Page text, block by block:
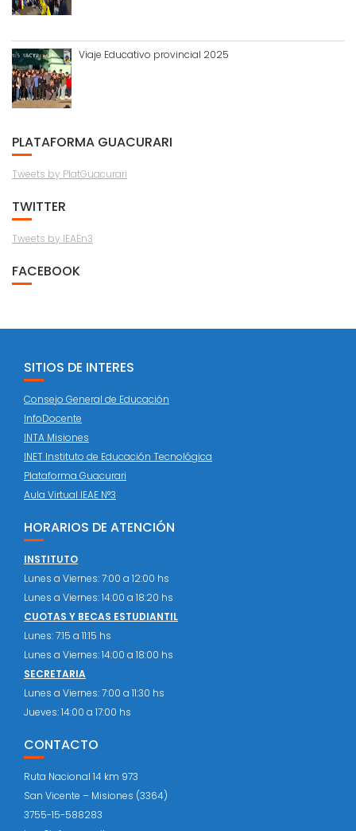
Viaje Educativo provincial 2025
PLATAFORMA GUACURARI
Tweets by PlatGuacurari
TWITTER
Tweets by IEAEn3
FACEBOOK
SITIOS DE INTERES
Consejo General de Educación
InfoDocente
INTA Misiones
INET Instituto de Educación Tecnológica
Plataforma Guacurari
Aula Virtual IEAE N°3
HORARIOS DE ATENCIÓN
INSTITUTO
Lunes a Viernes: 7:00 a 12:00 hs
Lunes a Viernes: 14:00 a 18:20 hs
CUOTAS Y BECAS ESTUDIANTIL
Lunes: 7:15 a 11:15 hs
Lunes a Viernes: 14:00 a 18:00 hs
SECRETARIA
Lunes a Viernes: 7:00 a 11:30 hs
Jueves: 14:00 a 17:00 hs
CONTACTO
Ruta Nacional 14 km 973
San Vicente – Misiones (3364)
3755-15-588283